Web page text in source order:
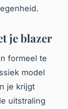
je blazer
formeel te
model
je krijgt
uitstraling